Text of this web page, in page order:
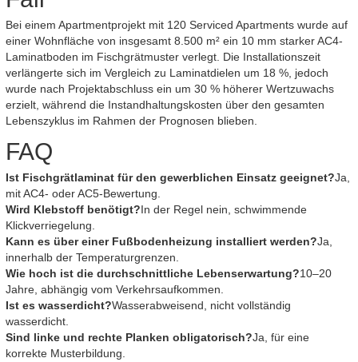
Bei einem Apartmentprojekt mit 120 Serviced Apartments wurde auf
einer Wohnfläche von insgesamt 8.500 m² ein 10 mm starker AC4-
Laminatboden im Fischgrätmuster verlegt. Die Installationszeit
verlängerte sich im Vergleich zu Laminatdielen um 18 %, jedoch
wurde nach Projektabschluss ein um 30 % höherer Wertzuwachs
erzielt, während die Instandhaltungskosten über den gesamten
Lebenszyklus im Rahmen der Prognosen blieben.
FAQ
Ist Fischgrätlaminat für den gewerblichen Einsatz geeignet?Ja,
mit AC4- oder AC5-Bewertung.
Wird Klebstoff benötigt?In der Regel nein, schwimmende
Klickverriegelung.
Kann es über einer Fußbodenheizung installiert werden?Ja,
innerhalb der Temperaturgrenzen.
Wie hoch ist die durchschnittliche Lebenserwartung?10–20
Jahre, abhängig vom Verkehrsaufkommen.
Ist es wasserdicht?Wasserabweisend, nicht vollständig
wasserdicht.
Sind linke und rechte Planken obligatorisch?Ja, für eine
korrekte Musterbildung.